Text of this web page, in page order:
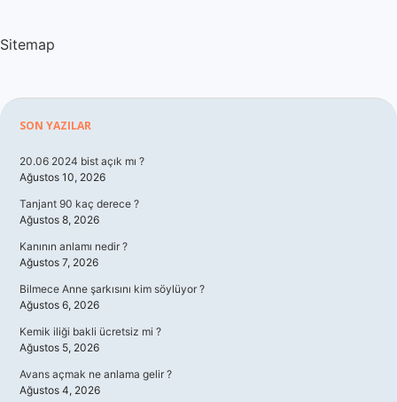
Sitemap
Sidebar
SON YAZILAR
20.06 2024 bist açık mı ?
Ağustos 10, 2026
Tanjant 90 kaç derece ?
Ağustos 8, 2026
Kanının anlamı nedir ?
Ağustos 7, 2026
Bilmece Anne şarkısını kim söylüyor ?
Ağustos 6, 2026
Kemik iliği bakli ücretsiz mi ?
Ağustos 5, 2026
Avans açmak ne anlama gelir ?
Ağustos 4, 2026